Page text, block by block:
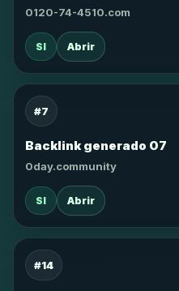
0120-74-4510.com
SI Abrir
#7
Backlink generado 07
0day.community
SI Abrir
#14